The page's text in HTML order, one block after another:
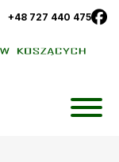
+48 727 440 475